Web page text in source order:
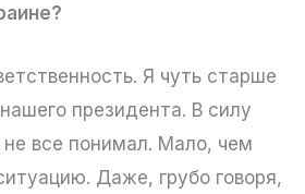
Я чуть старше
президента. В силу
все понимал. Мало, чем
Даже, грубо говоря,